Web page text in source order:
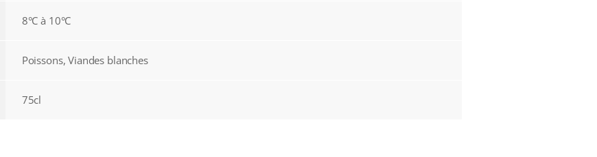
8°C à 10°C
Poissons, Viandes blanches
75cl